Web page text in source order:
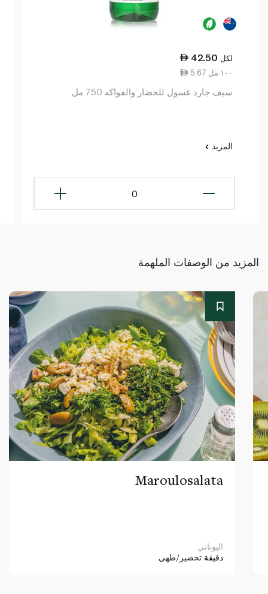
42.50 لكل
5.67 ١٠٠ مل
سيف جارد غسول للخضار والفواكه 750 مل
المزيد
0
المزيد من الوصفات الملهمة
Maroulosalata
اليوناني
دقيقة تحضير/طهي